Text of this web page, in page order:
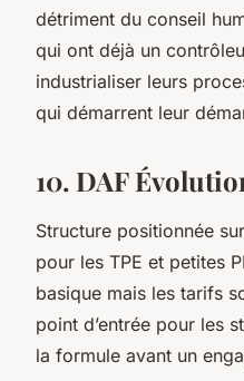
détriment du conseil
qui ont déjà un
industrialiser leurs
qui démarrent leur
10. DAF
Structure positionnée
pour les TPE et petites
basique mais les tarifs
point d’entrée pour les
la formule avant un